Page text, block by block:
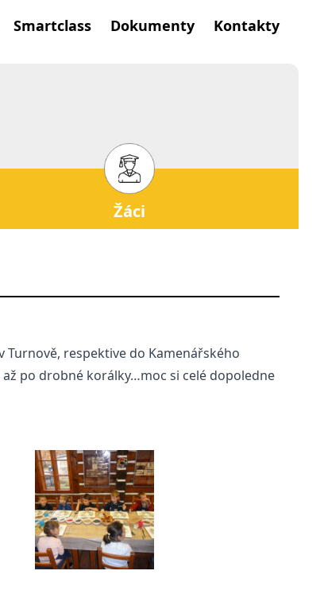
Smartclass Dokumenty Kontakty
Žáci
respektive do Kamenářského
po drobné korálky…moc si celé dopoledne